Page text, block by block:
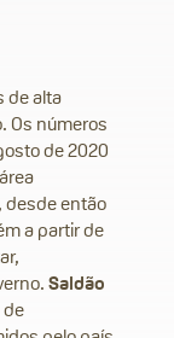
de alta
Os números
de 2020
desde então
a partir de
Saldão